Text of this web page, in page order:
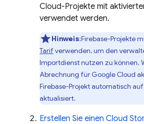
Cloud-Projekte mit
verwendet werden.
Hinweis:Firebase-Projekte
Tarifverwenden, um den
Importdienst nutzen zu können.
Abrechnung für Google Cloud
Firebase-Projekt automatisch
aktualisiert.
Erstellen Sie einen Cloud